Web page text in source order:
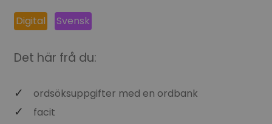
Digital Svensk
Det här frå du:
ordsöksuppgifter med en ordbank
facit